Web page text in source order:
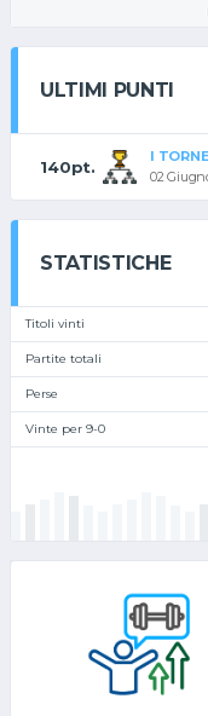
ULTIMI PUNTI
140pt.
I
02
STATISTICHE
Titoli vinti
Partite totali
Perse
Vinte per 9-0